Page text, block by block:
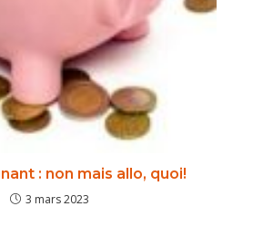
: non mais allo, quoi!
3 mars 2023